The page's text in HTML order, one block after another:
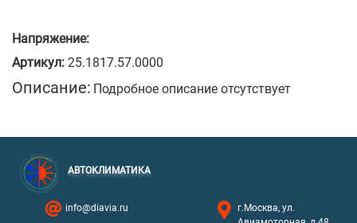
Напряжение:
Артикул: 25.1817.57.0000
Описание: Подробное описание отсутствует
АВТОКЛИМАТИКА
info@diavia.ru
г.Москва, ул.